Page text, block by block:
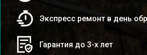
Экспресс ремонт в день
Гарантия до 3-х лет